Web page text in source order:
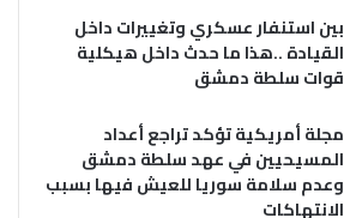
بين استنفار عسكري وتغييرات داخل
القيادة ..هذا ما حدث داخل هيكلية
قوات سلطة دمشق
مجلة أمريكية تؤكد تراجع أعداد
المسيحيين في عهد سلطة دمشق
وعدم سلامة سوريا للعيش فيها بسبب
الانتهاكات